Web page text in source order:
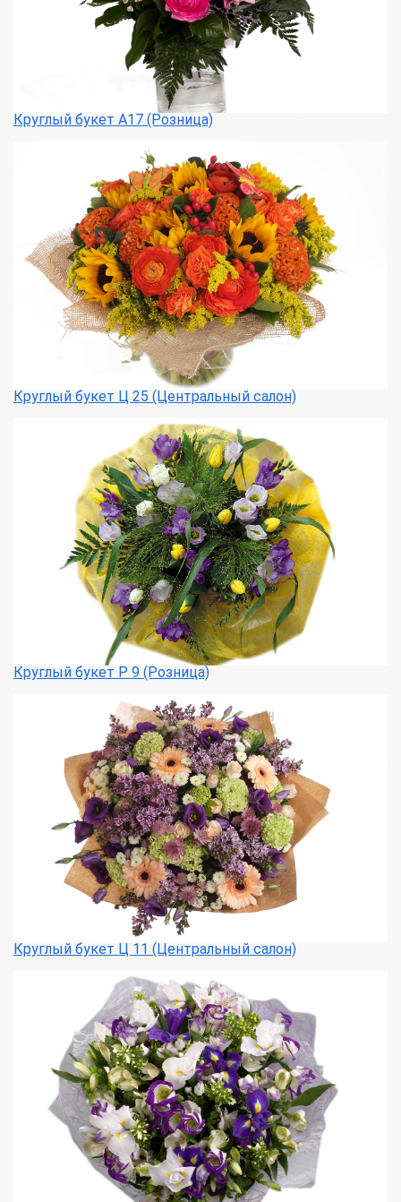
Круглый букет А17 (Розница)
Круглый букет Ц 25 (Центральный салон)
Круглый букет Р 9 (Розница)
Круглый букет Ц 11 (Центральный салон)